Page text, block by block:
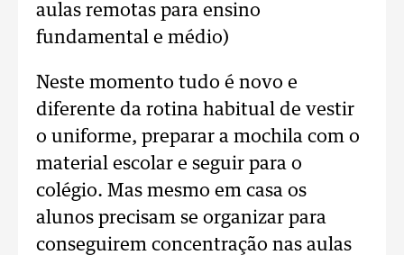
aulas remotas para ensino
fundamental e médio)
Neste momento tudo é novo e
diferente da rotina habitual de vestir
o uniforme, preparar a mochila com o
material escolar e seguir para o
colégio. Mas mesmo em casa os
alunos precisam se organizar para
conseguirem concentração nas aulas